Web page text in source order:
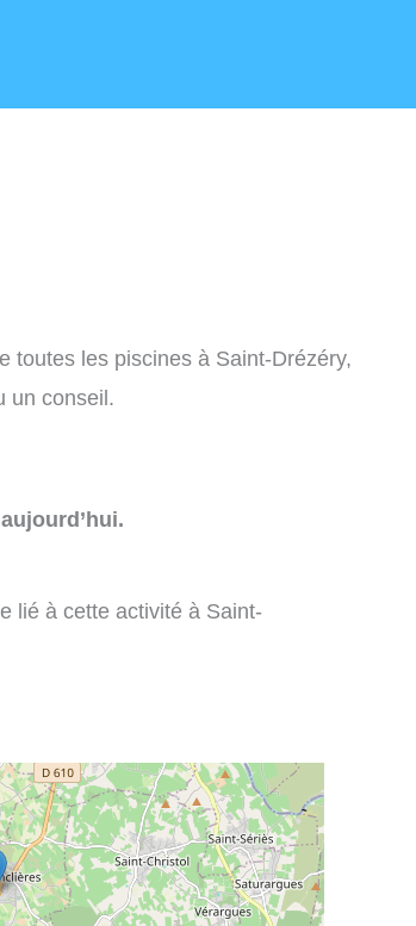
toutes les piscines à Saint-Drézéry,
un conseil.
lié à cette activité à Saint-